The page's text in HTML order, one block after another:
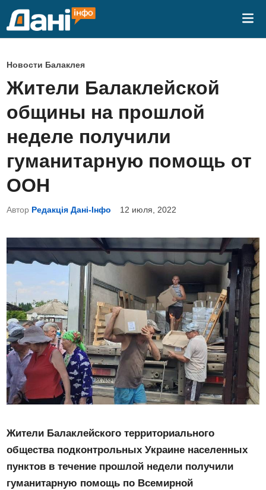
О
п
у
б
л
и
о
а
о
в
Новости Балаклея
Жители Балаклейской
общины на прошлой
неделе получили
гуманитарную помощь от
ООН
Автор Редакція Дані-Інфо 12 июля, 2022
Жители Балаклейского территориального
общества подконтрольных Украине населенных
пунктов в течение прошлой недели получили
гуманитарную помощь по Всемирной